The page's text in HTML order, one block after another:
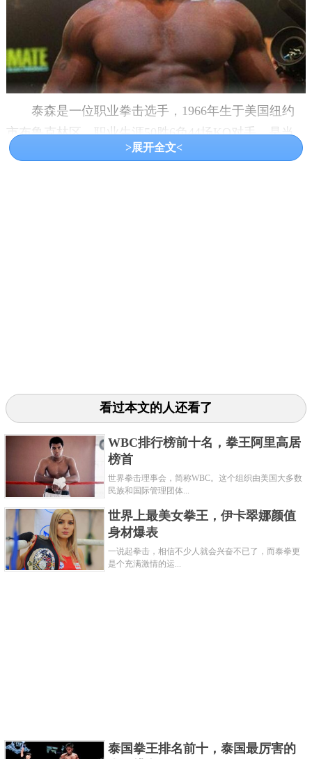
泰森是一位职业拳击选手，1966年生于美国纽约
市布鲁克林区，职业生涯50胜6负44场KO对手，是当
代最具摧毁力的拳王。泰森曾凭借毁灭性的风格击败
乔·路易斯是一位美国职业拳击手，出生于1914年
美国亚拉巴马州，是有着褐色轰炸机美称的拳击手，
曾经最辉煌的战绩是69胜3负，其中头27场拳击比赛中
23场都是获胜的，并且每场都会将对手击倒。
关键字：拳王
>展开全文<
看过本文的人还看了
WBC排行榜前十名，拳王阿里高居
榜首
世界拳击理事会，简称WBC。这个组织由美国大多数
民族和国际管理团体...
世界上最美女拳王，伊卡翠娜颜值
身材爆表
一说起拳击，相信不少人就会兴奋不已了，而泰拳更
是个充满激情的运...
泰国拳王排名前十，泰国最厉害的